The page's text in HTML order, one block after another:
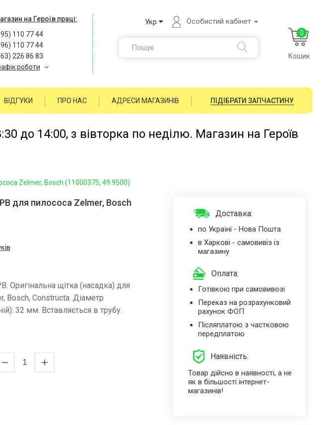
на Героїв праці:
110 77 44
110 77 44
226 86 83
роботи
Укр Особистий кабінет
0
Кошик
ВІДГУКИ ПРО НАС АДРЕСИ МАГАЗИНІВ ПІДІБРАТИ ЗАПЧАСТИНУ
до 14:00, з вівторка по неділю. Магазин на Героїв
Zelmer, Bosch (11000375, 49.9500)
для пилососа Zelmer, Bosch
Оригінальна щітка (насадка) для
Bosch, Constructa. Діаметр
32 мм. Вставляється в трубу.
Доставка:
по Україні - Нова Пошта
в Харкові - самовивіз із
магазину
Оплата:
Готівкою при самовивозі
Переказ на розрахунковий
рахунок ФОП
Післяплатою з частковою
передплатою
Наявність:
Товар дійсно в наявності, а не
як в більшості інтернет-
магазинів!